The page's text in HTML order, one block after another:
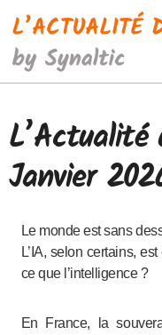
au
contenu
L’Actualité
Janvier
Le monde est sans dessus dessous ! Le monde est illisible !
L’IA, selon certains,
ce que l’intelligence ?
En France, la